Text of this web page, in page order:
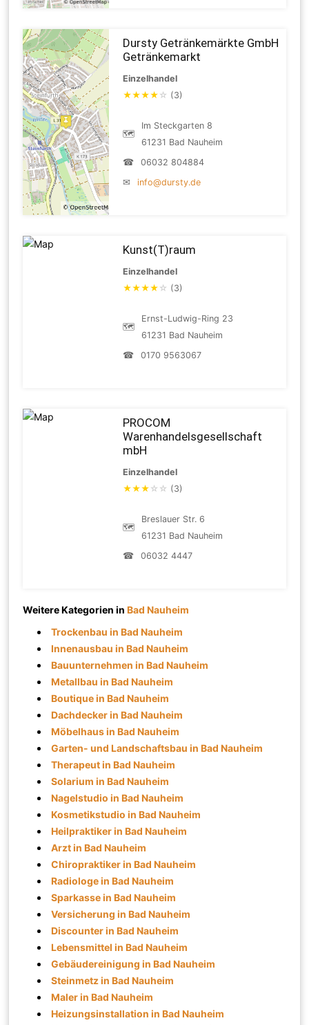
Dursty Getränkemärkte GmbH
Getränkemarkt
Einzelhandel
★★★★ ☆ (3)
🗺
Im Steckgarten 8
61231 Bad Nauheim
☎
06032 804884
✉
info@dursty.de
Kunst(T)raum
Einzelhandel
★★★★ ☆ (3)
🗺
Ernst-Ludwig-Ring 23
61231 Bad Nauheim
☎
0170 9563067
PROCOM
Warenhandelsgesellschaft
mbH
Einzelhandel
★★★ ☆ ☆ (3)
🗺
Breslauer Str. 6
61231 Bad Nauheim
☎
06032 4447
Weitere Kategorien inBad Nauheim
Trockenbau in Bad Nauheim
Innenausbau in Bad Nauheim
Bauunternehmen in Bad Nauheim
Metallbau in Bad Nauheim
Boutique in Bad Nauheim
Dachdecker in Bad Nauheim
Möbelhaus in Bad Nauheim
Garten- und Landschaftsbau in Bad Nauheim
Therapeut in Bad Nauheim
Solarium in Bad Nauheim
Nagelstudio in Bad Nauheim
Kosmetikstudio in Bad Nauheim
Heilpraktiker in Bad Nauheim
Arzt in Bad Nauheim
Chiropraktiker in Bad Nauheim
Radiologe in Bad Nauheim
Sparkasse in Bad Nauheim
Versicherung in Bad Nauheim
Discounter in Bad Nauheim
Lebensmittel in Bad Nauheim
Gebäudereinigung in Bad Nauheim
Steinmetz in Bad Nauheim
Maler in Bad Nauheim
Heizungsinstallation in Bad Nauheim